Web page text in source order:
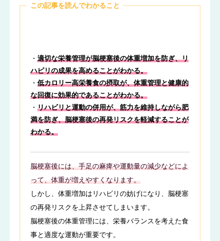
この記事を読んでわかること
・ 適切な栄養管理が脳梗塞後の体重増加を防ぎ、リ
ハビリの成果を高めることがわかる。
・ 低カロリー高栄養食の摂取が、体重管理と健康的
な回復に効果的であることがわかる。
・ リハビリと運動の併用が、筋力を維持しながら肥
満を防ぎ、脳梗塞後の再発リスクを軽減することが
わかる。
脳梗塞後には、手足の麻痺や運動量の減少などによ
って、体重が増えやすくなります。
しかし、体重増加はリハビリの妨げになり、脳梗塞
の再発リスクを上昇させてしまいます。
脳梗塞後の体重管理には、栄養バランスを考えた食
事と適度な運動が重要です。